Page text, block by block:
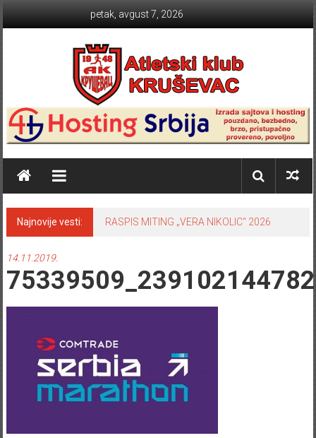
petak, avgust 7, 2026
Atletski klub KRUŠEVAC
Najnovije vesti: RASPIS MITING „VERA NIKOLIC“ 2026
14.11.2019.